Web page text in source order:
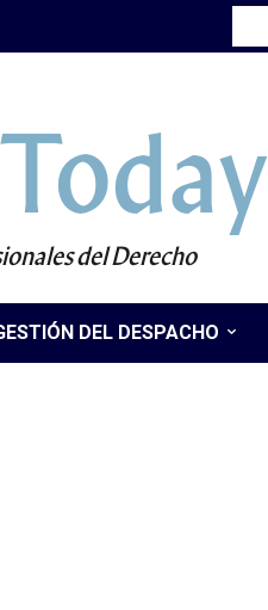
Today
del Derecho
DEL DESPACHO